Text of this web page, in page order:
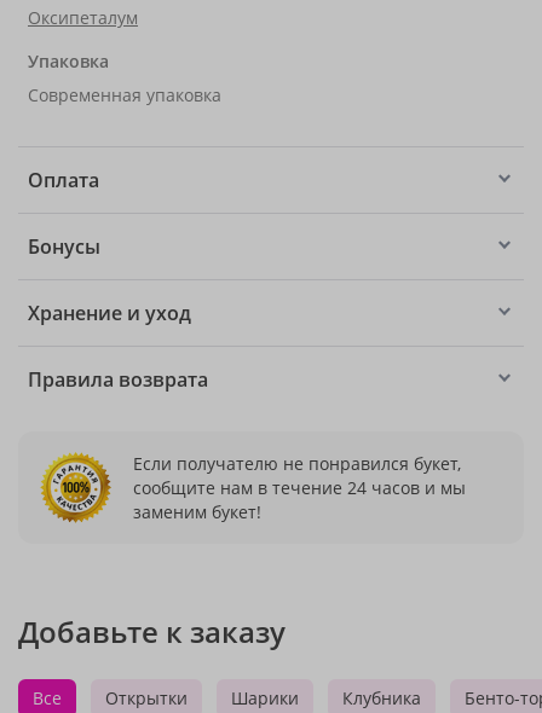
Оксипеталум
Упаковка
Современная упаковка
Оплата
Бонусы
Хранение и уход
Правила возврата
Если получателю не понравился букет,
сообщите нам в течение 24 часов и мы
заменим букет!
Добавьте к заказу
Все Открытки Шарики Клубника Бенто-